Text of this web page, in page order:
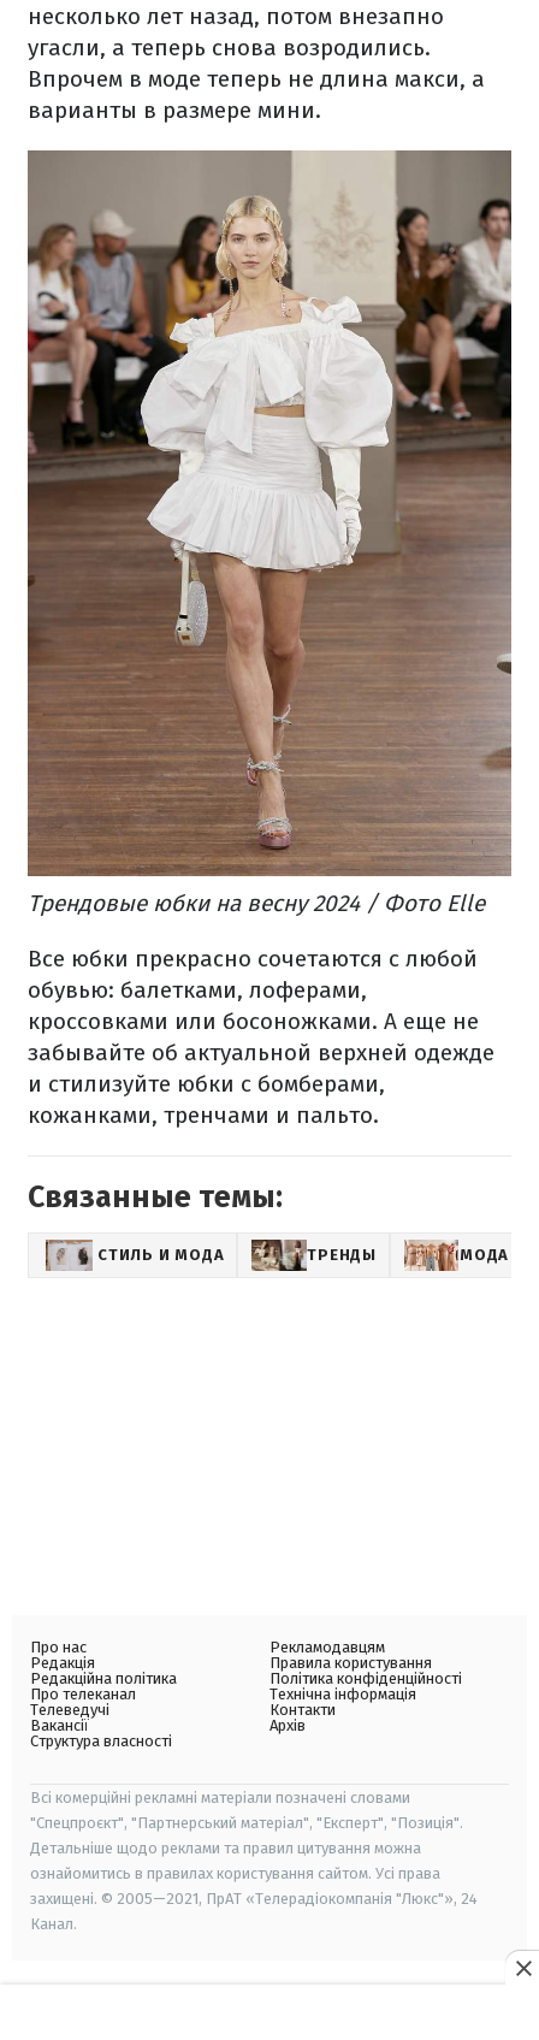
несколько лет назад, потом внезапно
угасли, а теперь снова возродились.
Впрочем в моде теперь не длина макси, а
варианты в размере мини.
Трендовые юбки на весну 2024 / Фото Elle
Все юбки прекрасно сочетаются с любой
обувью: балетками, лоферами,
кроссовками или босоножками. А еще не
забывайте об актуальной верхней одежде
и стилизуйте юбки с бомберами,
кожанками, тренчами и пальто.
Связанные темы:
СТИЛЬ И МОДА ТРЕНДЫ МОДА
Про нас
Редакція
Редакційна політика
Про телеканал
Телеведучі
Вакансії
Структура власності
Рекламодавцям
Правила користування
Політика конфіденційності
Технічна інформація
Контакти
Архів
Всі комерційні рекламні матеріали позначені словами
"Спецпроєкт", "Партнерський матеріал", "Експерт", "Позиція".
Детальніше щодо реклами та правил цитування можна
ознайомитись в правилах користування сайтом. Усі права
захищені. © 2005—2021, ПрАТ «Телерадіокомпанія "Люкс"», 24
Канал.